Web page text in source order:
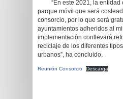
“En este 2021, la entidad
parque móvil que será
consorcio, por lo que será
ayuntamientos adheridos al
implementación conllevará
reciclaje de los diferentes
urbanos”, ha concluido.
Reunión Consorcio Descarga